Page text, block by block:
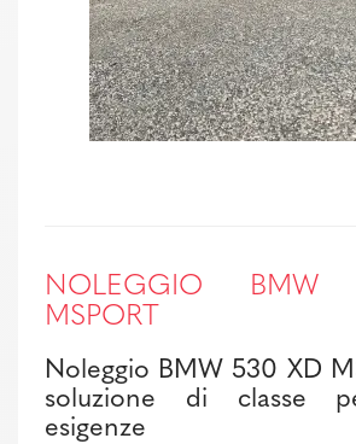
NOLEGGIO
MSPORT
Noleggio BMW 530 XD
soluzione di classe
esigenze